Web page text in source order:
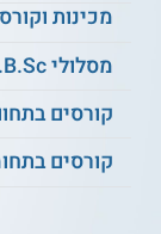
מכינות
מסלולי B.Sc. ו – M.Sc. במדעים
קורסים
קורסים